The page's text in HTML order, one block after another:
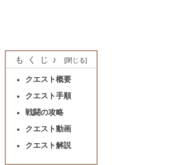
もくじ♪
クエスト概要
クエスト手順
戦闘の攻略
クエスト動画
クエスト解説